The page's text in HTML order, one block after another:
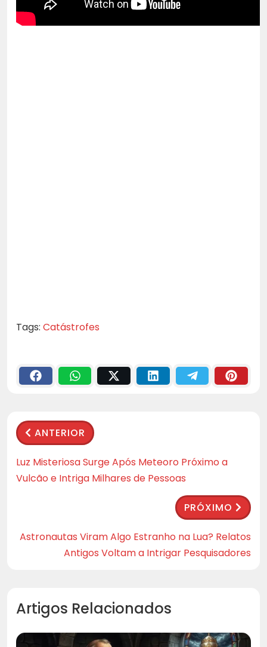
Tags: Catástrofes
ANTERIOR
Luz Misteriosa Surge Após Meteoro Próximo a
Vulcão e Intriga Milhares de Pessoas
PRÓXIMO
Astronautas Viram Algo Estranho na Lua? Relatos
Antigos Voltam a Intrigar Pesquisadores
Artigos Relacionados